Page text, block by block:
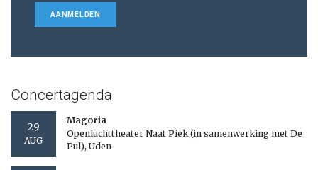
AANMELDEN
Concertagenda
29
AUG
Magoria
Openluchttheater Naat Piek (in samenwerking met De
Pul), Uden